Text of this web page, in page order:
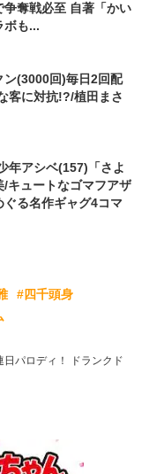
奪戦必至 自著「かい
ボも...
ン(3000回)毎日2回配
客に対抗!?/植田まさ
年アシベ(157)「さよ
キュートなゴマフアザ
ぐる名作ギャグ4コマ
#四千頭身
パロディ！ ドランクド